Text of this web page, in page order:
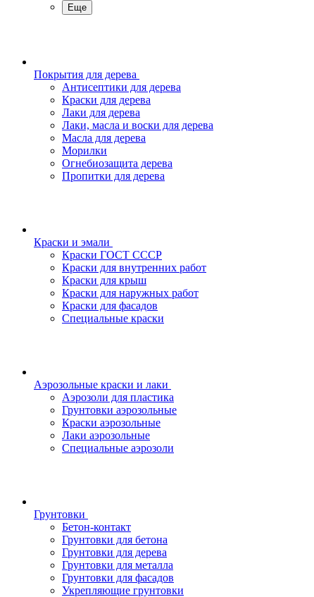
Еще
Покрытия для дерева
Антисептики для дерева
Краски для дерева
Лаки для дерева
Лаки, масла и воски для дерева
Масла для дерева
Морилки
Огнебиозащита дерева
Пропитки для дерева
Краски и эмали
Краски ГОСТ СССР
Краски для внутренних работ
Краски для крыш
Краски для наружных работ
Краски для фасадов
Специальные краски
Аэрозольные краски и лаки
Аэрозоли для пластика
Грунтовки аэрозольные
Краски аэрозольные
Лаки аэрозольные
Специальные аэрозоли
Грунтовки
Бетон-контакт
Грунтовки для бетона
Грунтовки для дерева
Грунтовки для металла
Грунтовки для фасадов
Укрепляющие грунтовки